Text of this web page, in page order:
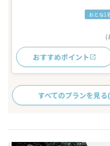
おとな1
(
おすすめポイント
すべてのプランを見る